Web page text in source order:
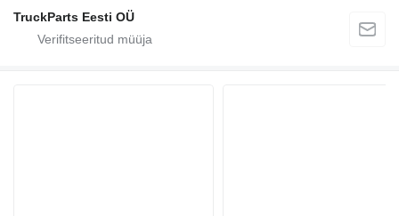
TruckParts Eesti OÜ